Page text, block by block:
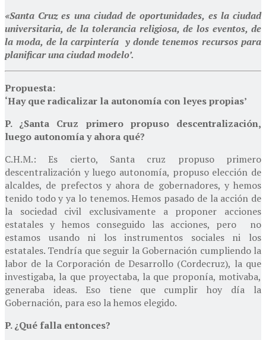
«Santa Cruz es una ciudad de oportunidades, es la ciudad
universitaria, de la tolerancia religiosa, de los eventos, de
la moda, de la carpintería y donde tenemos recursos para
planificar una ciudad modelo’.
Propuesta:
‘Hay que radicalizar la autonomía con leyes propias’
P. ¿Santa Cruz primero propuso descentralización,
luego autonomía y ahora qué?
C.H.M.: Es cierto, Santa cruz propuso primero
descentralización y luego autonomía, propuso elección de
alcaldes, de prefectos y ahora de gobernadores, y hemos
tenido todo y ya lo tenemos. Hemos pasado de la acción de
la sociedad civil exclusivamente a proponer acciones
estatales y hemos conseguido las acciones, pero no
estamos usando ni los instrumentos sociales ni los
estatales. Tendría que seguir la Gobernación cumpliendo la
labor de la Corporación de Desarrollo (Cordecruz), la que
investigaba, la que proyectaba, la que proponía, motivaba,
generaba ideas. Eso tiene que cumplir hoy día la
Gobernación, para eso la hemos elegido.
P. ¿Qué falla entonces?